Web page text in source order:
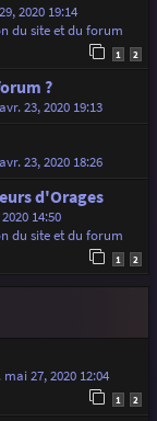
r
2020 19:14
du site et du forum
1 2
?
23, 2020 19:13
23, 2020 18:26
d'Orages
14:50
du site et du forum
1 2
mai 27, 2020 12:04
1 2